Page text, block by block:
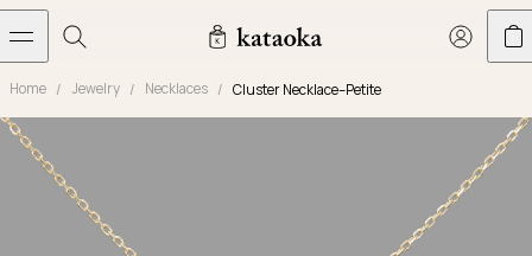
メインコンテンツへスキップ
Latest creations
Collections
Living Arts
Engagement Rings
Taste of Light
Objets d'art
The Story
Contact
Home Jewelry Necklaces Cluster Necklace–Petite